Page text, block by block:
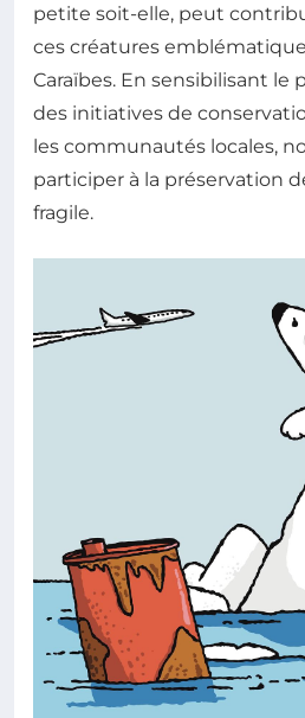
petite soit-elle, peut
ces créatures
Caraïbes. En sensibilisant le
des initiatives de
les communautés locales,
participer à la préservation
fragile.